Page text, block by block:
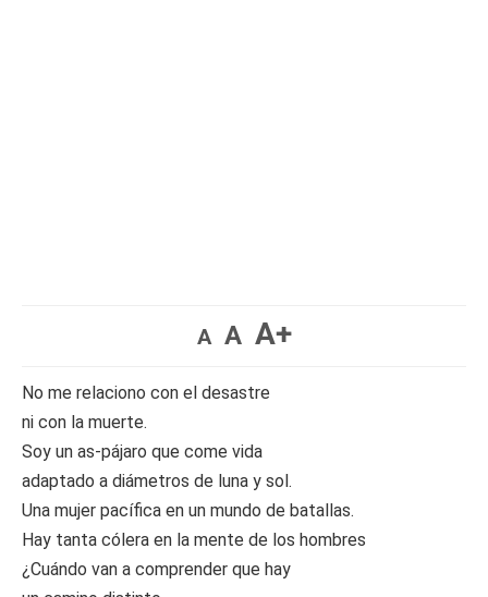
A A A+
No me relaciono con el desastre
ni con la muerte.
Soy un as-pájaro que come vida
adaptado a diámetros de luna y sol.
Una mujer pacífica en un mundo de batallas.
Hay tanta cólera en la mente de los hombres
¿Cuándo van a comprender que hay